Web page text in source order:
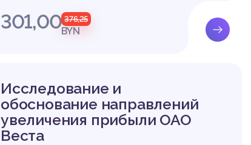
301,00 376,25
BYN
Исследование и
обоснование направлений
увеличения прибыли ОАО
Веста